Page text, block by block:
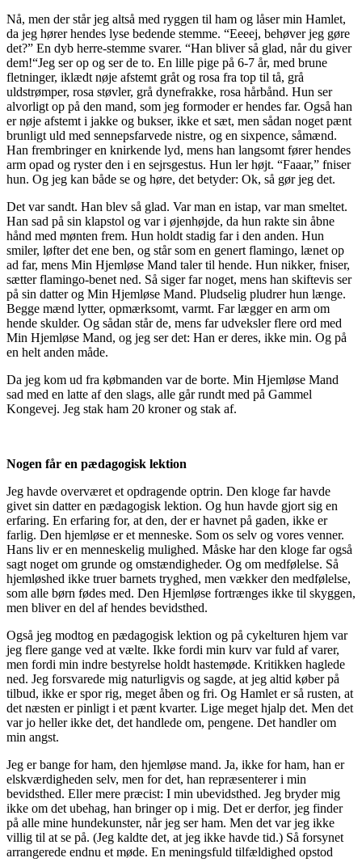
Nå, men der står jeg altså med ryggen til ham og låser min Hamlet,
da jeg hører hendes lyse bedende stemme. “Eeeej, behøver jeg gøre
det?” En dyb herre-stemme svarer. “Han bliver så glad, når du giver
dem!“Jeg ser op og ser de to. En lille pige på 6-7 år, med brune
fletninger, iklædt nøje afstemt gråt og rosa fra top til tå, grå
uldstrømper, rosa støvler, grå dynefrakke, rosa hårbånd. Hun ser
alvorligt op på den mand, som jeg formoder er hendes far. Også han
er nøje afstemt i jakke og bukser, ikke et sæt, men sådan noget pænt
brunligt uld med sennepsfarvede nistre, og en sixpence, såmænd.
Han frembringer en knirkende lyd, mens han langsomt fører hendes
arm opad og ryster den i en sejrsgestus. Hun ler højt. “Faaar,” fniser
hun. Og jeg kan både se og høre, det betyder: Ok, så gør jeg det.
Det var sandt. Han blev så glad. Var man en istap, var man smeltet.
Han sad på sin klapstol og var i øjenhøjde, da hun rakte sin åbne
hånd med mønten frem. Hun holdt stadig far i den anden. Hun
smiler, løfter det ene ben, og står som en genert flamingo, lænet op
ad far, mens Min Hjemløse Mand taler til hende. Hun nikker, fniser,
sætter flamingo-benet ned. Så siger far noget, mens han skiftevis ser
på sin datter og Min Hjemløse Mand. Pludselig pludrer hun længe.
Begge mænd lytter, opmærksomt, varmt. Far lægger en arm om
hende skulder. Og sådan står de, mens far udveksler flere ord med
Min Hjemløse Mand, og jeg ser det: Han er deres, ikke min. Og på
en helt anden måde.
Da jeg kom ud fra købmanden var de borte. Min Hjemløse Mand
sad med en latte af den slags, alle går rundt med på Gammel
Kongevej. Jeg stak ham 20 kroner og stak af.
Nogen får en pædagogisk lektion
Jeg havde overværet et opdragende optrin. Den kloge far havde
givet sin datter en pædagogisk lektion. Og hun havde gjort sig en
erfaring. En erfaring for, at den, der er havnet på gaden, ikke er
farlig. Den hjemløse er et menneske. Som os selv og vores venner.
Hans liv er en menneskelig mulighed. Måske har den kloge far også
sagt noget om grunde og omstændigheder. Og om medfølelse. Så
hjemløshed ikke truer barnets tryghed, men vækker den medfølelse,
som alle børn fødes med. Den Hjemløse fortrænges ikke til skyggen,
men bliver en del af hendes bevidsthed.
Også jeg modtog en pædagogisk lektion og på cykelturen hjem var
jeg flere gange ved at vælte. Ikke fordi min kurv var fuld af varer,
men fordi min indre bestyrelse holdt hastemøde. Kritikken haglede
ned. Jeg forsvarede mig naturligvis og sagde, at jeg altid køber på
tilbud, ikke er spor rig, meget åben og fri. Og Hamlet er så rusten, at
det næsten er pinligt i et pænt kvarter. Lige meget hjalp det. Men det
var jo heller ikke det, det handlede om, pengene. Det handler om
min angst.
Jeg er bange for ham, den hjemløse mand. Ja, ikke for ham, han er
elskværdigheden selv, men for det, han repræsenterer i min
bevidsthed. Eller mere præcist: I min ubevidsthed. Jeg bryder mig
ikke om det ubehag, han bringer op i mig. Det er derfor, jeg finder
på alle mine hundekunster, når jeg ser ham. Men det var jeg ikke
villig til at se på. (Jeg kaldte det, at jeg ikke havde tid.) Så forsynet
arrangerede endnu et møde. En meningsfuld tilfældighed opstod